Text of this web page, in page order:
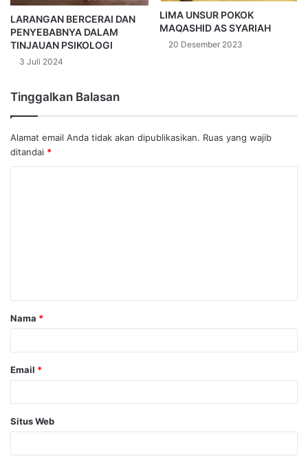
LARANGAN BERCERAI DAN
PENYEBABNYA DALAM
TINJAUAN PSIKOLOGI
3 Juli 2024
LIMA UNSUR POKOK
MAQASHID AS SYARIAH
20 Desember 2023
Tinggalkan Balasan
Alamat email Anda tidak akan dipublikasikan. Ruas yang wajib
ditandai *
a
r
Nama *
Email *
Situs Web